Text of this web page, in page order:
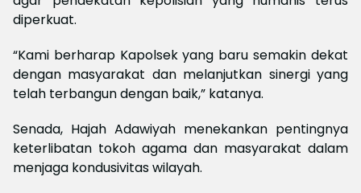
diperkuat.
“Kami berharap Kapolsek yang baru semakin dekat
dengan masyarakat dan melanjutkan sinergi yang
telah terbangun dengan baik,” katanya.
Senada, Hajah Adawiyah menekankan pentingnya
keterlibatan tokoh agama dan masyarakat dalam
menjaga kondusivitas wilayah.